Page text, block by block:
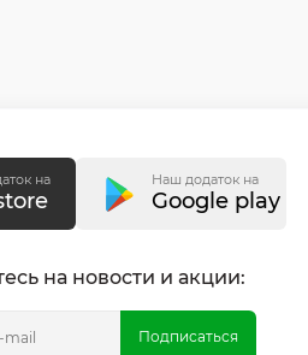
на Наш додаток на
Google play
на новости и акции:
Подписаться